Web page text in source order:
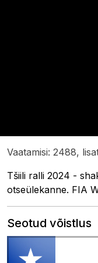
Vaatamisi: 2488,
Tšiili ralli 2024 -
otseülekanne. FIA
Seotud võistlus